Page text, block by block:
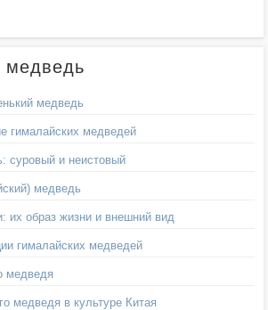
медведь
медведь
гималайских медведей
суровый и неистовый
медведь
их образ жизни и внешний вид
гималайских медведей
медведя
медведя в культуре Китая